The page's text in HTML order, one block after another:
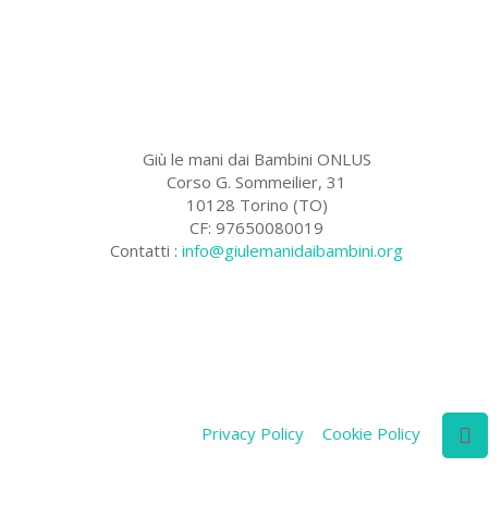
Giù le mani dai Bambini ONLUS
Corso G. Sommeilier, 31
10128 Torino (TO)
CF: 97650080019
Contatti :info@giulemanidaibambini.org
Privacy Policy Cookie Policy